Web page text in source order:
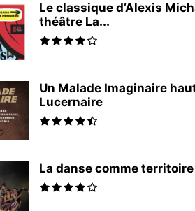
Le classique d’Alexis
théâtre La...
Un Malade Imaginaire
Lucernaire
La danse comme